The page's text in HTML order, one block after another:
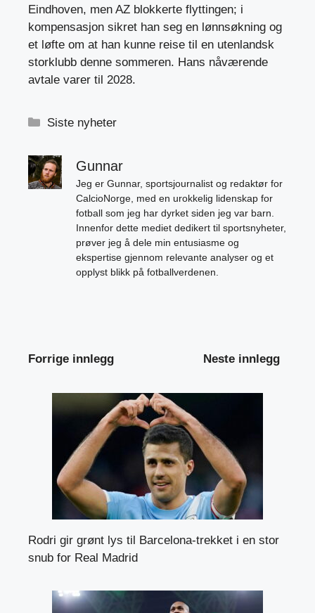
Eindhoven, men AZ blokkerte flyttingen; i
kompensasjon sikret han seg en lønnsøkning og
et løfte om at han kunne reise til en utenlandsk
storklubb denne sommeren. Hans nåværende
avtale varer til 2028.
Kategorier
Siste nyheter
Gunnar
Jeg er Gunnar, sportsjournalist og redaktør for
CalcioNorge, med en urokkelig lidenskap for
fotball som jeg har dyrket siden jeg var barn.
Innenfor dette mediet dedikert til sportsnyheter,
prøver jeg å dele min entusiasme og
ekspertise gjennom relevante analyser og et
opplyst blikk på fotballverdenen.
Forrige innlegg Neste innlegg
Rodri gir grønt lys til Barcelona-trekket i en stor
snub for Real Madrid